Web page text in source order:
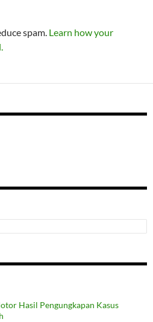
spam. Learn how your
Hasil Pengungkapan Kasus